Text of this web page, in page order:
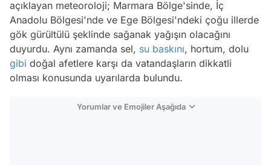
açıklayan meteoroloji; Marmara Bölge'sinde, İç
Anadolu Bölgesi'nde ve Ege Bölgesi'ndeki çoğu illerde
gök gürültülü şeklinde sağanak yağışın olacağını
duyurdu. Aynı zamanda sel, su baskını, hortum, dolu
gibi doğal afetlere karşı da vatandaşların dikkatli
olması konusunda uyarılarda bulundu.
Yorumlar ve Emojiler Aşağıda